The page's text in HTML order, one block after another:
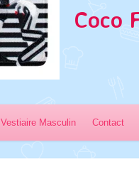
Coco
Vestiaire Masculin Contact